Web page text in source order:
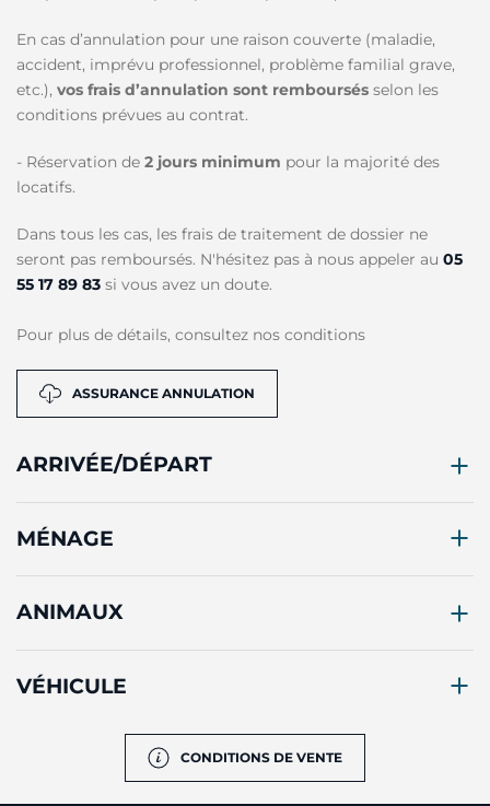
En cas d’annulation pour une raison couverte (maladie,
accident, imprévu professionnel, problème familial grave,
etc.), vos frais d’annulation sont remboursés selon les
conditions prévues au contrat.
- Réservation de 2 jours minimum pour la majorité des
locatifs.
Dans tous les cas, les frais de traitement de dossier ne
seront pas remboursés. N'hésitez pas à nous appeler au 05
55 17 89 83 si vous avez un doute.
Pour plus de détails, consultez nos conditions
ASSURANCE ANNULATION
ARRIVÉE/DÉPART
MÉNAGE
ANIMAUX
VÉHICULE
CONDITIONS DE VENTE